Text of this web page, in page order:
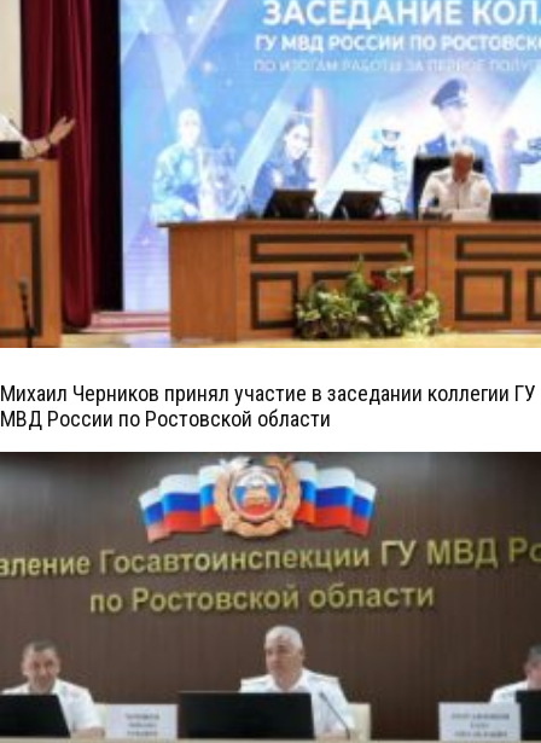
Михаил Черников принял участие в заседании коллегии ГУ
МВД России по Ростовской области